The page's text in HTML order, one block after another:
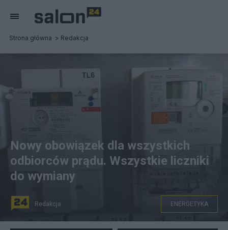
Strona główna Redakcja
Nowy obowiązek dla wszystkich
odbiorców prądu. Wszystkie liczniki
do wymiany
Redakcja ENERGETYKA